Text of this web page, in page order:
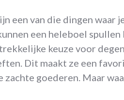
een van die dingen
een heleboel
keuze voor
Dit maakt ze een
zachte goederen. Maar